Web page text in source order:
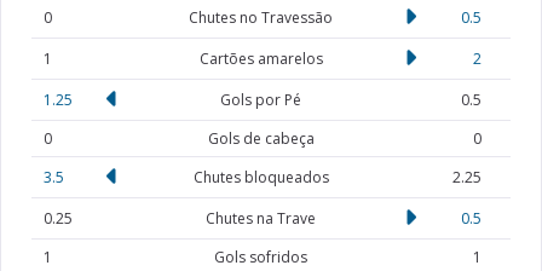
0
Chutes no Travessão
0.5
1
Cartões amarelos
2
1.25
Gols por Pé
0.5
0
Gols de cabeça
0
3.5
Chutes bloqueados
2.25
0.25
Chutes na Trave
0.5
1
Gols sofridos
1